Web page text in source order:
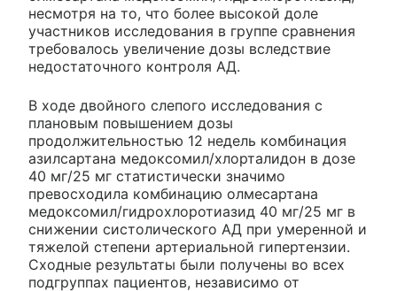
несмотря на то, что более высокой доле
участников исследования в группе сравнения
требовалось увеличение дозы вследствие
недостаточного контроля АД.
В ходе двойного слепого исследования с
плановым повышением дозы
продолжительностью 12 недель комбинация
азилсартана медоксомил/хлорталидон в дозе
40 мг/25 мг статистически значимо
превосходила комбинацию олмесартана
медоксомил/гидрохлоротиазид 40 мг/25 мг в
снижении систолического АД при умеренной и
тяжелой степени артериальной гипертензии.
Сходные результаты были получены во всех
подгруппах пациентов, независимо от